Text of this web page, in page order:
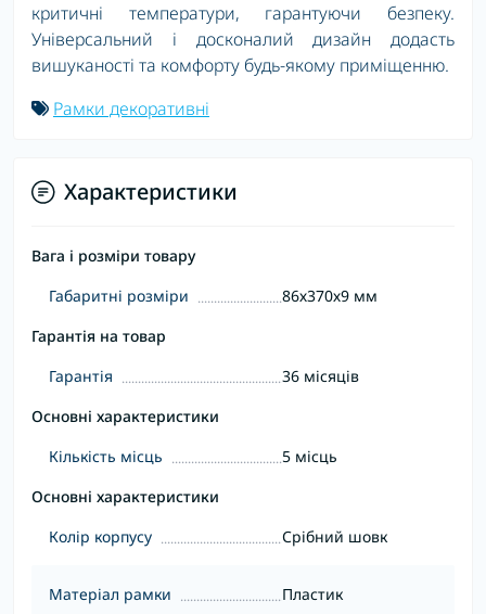
критичні температури, гарантуючи безпеку.
Універсальний і досконалий дизайн додасть
вишуканості та комфорту будь-якому приміщенню.
Рамки декоративні
Характеристики
Вага і розміри товару
Габаритні розміри
86х370х9 мм
Гарантія на товар
Гарантія
36 місяців
Основні характеристики
Кількість місць
5 місць
Основні характеристики
Колір корпусу
Срібний шовк
Матеріал рамки Пластик